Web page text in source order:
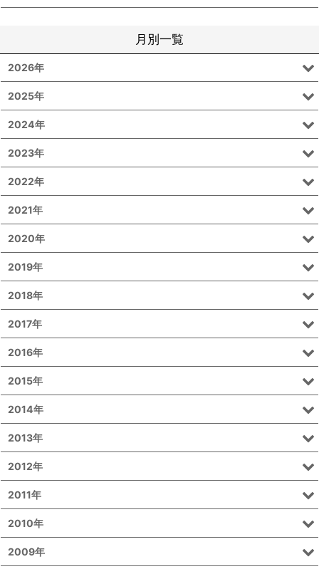
月別一覧
2026年
2025年
2024年
2023年
2022年
2021年
2020年
2019年
2018年
2017年
2016年
2015年
2014年
2013年
2012年
2011年
2010年
2009年